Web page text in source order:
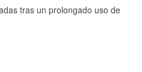
tras un prolongado uso de